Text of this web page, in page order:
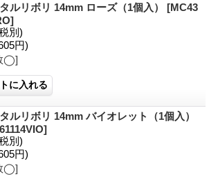
ルリボリ 14mm ローズ（1個入） [MC43
別)
円)
◯]
ルリボリ 14mm バイオレット（1個入）
別)
円)
◯]